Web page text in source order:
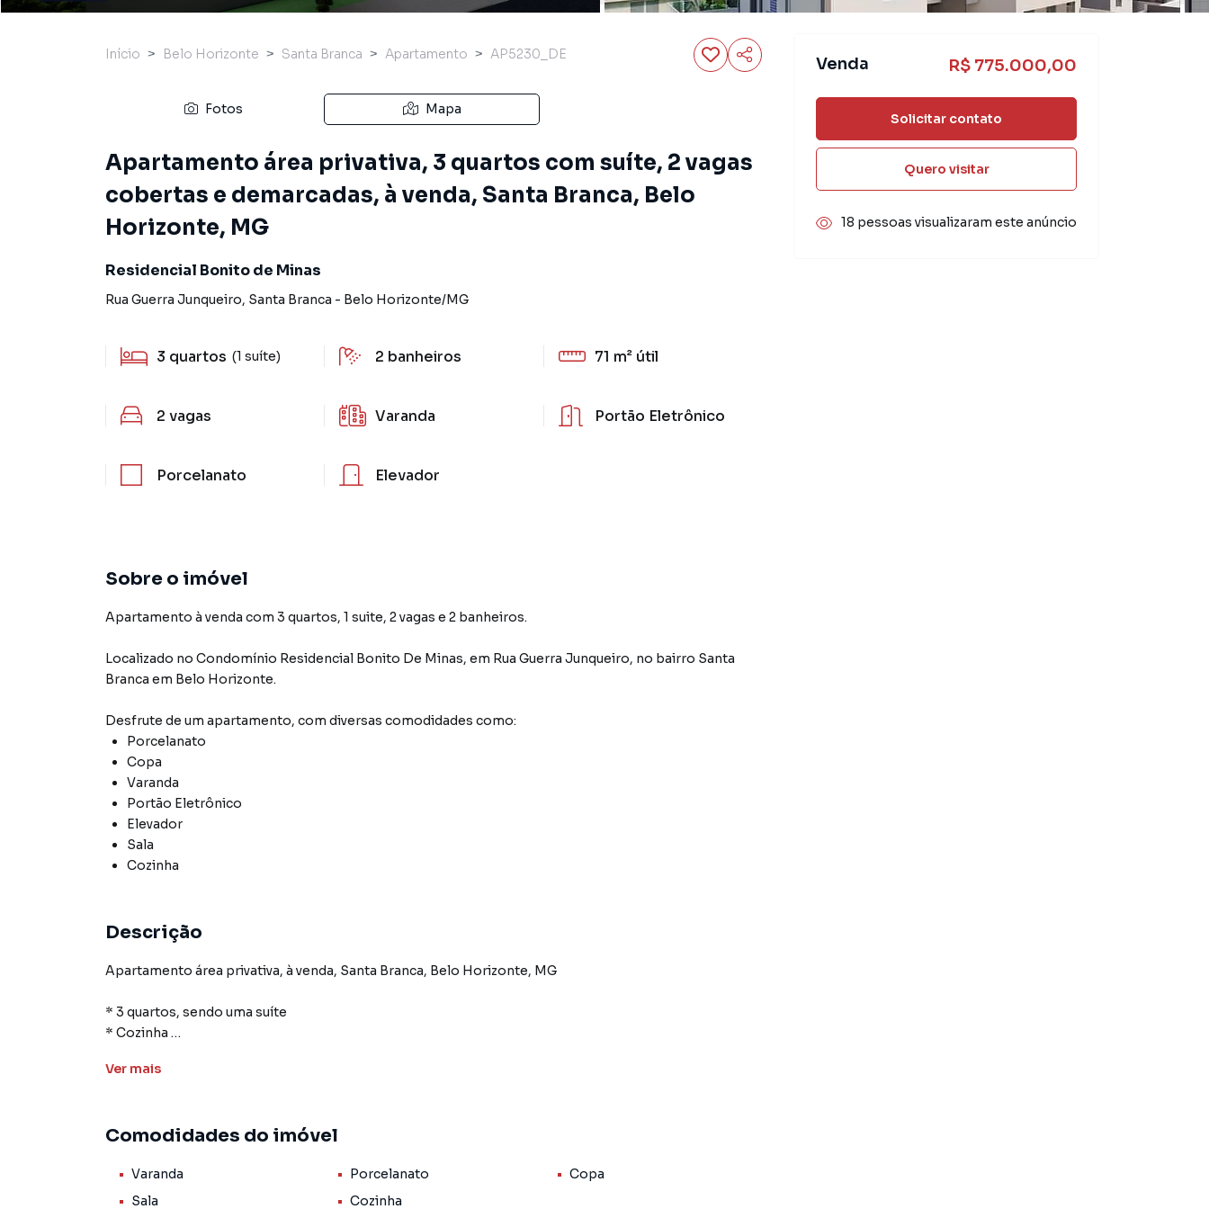
Início Belo Horizonte Santa Branca Apartamento AP5230_DE
Fotos Mapa
Apartamento área privativa, 3 quartos com suíte, 2 vagas
cobertas e demarcadas, à venda, Santa Branca, Belo
Horizonte, MG
Residencial Bonito de Minas
Rua Guerra Junqueiro, Santa Branca - Belo Horizonte/MG
3 quartos (1 suíte) 2 banheiros 71 m² útil
2 vagas Varanda Portão Eletrônico
Porcelanato Elevador
Sobre o imóvel
Apartamento à venda com 3 quartos, 1 suite, 2 vagas e 2 banheiros.
Localizado no Condomínio Residencial Bonito De Minas, em Rua Guerra Junqueiro, no bairro Santa
Branca em Belo Horizonte.
Desfrute de um apartamento, com diversas comodidades como:
Porcelanato
Copa
Varanda
Portão Eletrônico
Elevador
Sala
Cozinha
Descrição
Apartamento área privativa, à venda, Santa Branca, Belo Horizonte, MG
* 3 quartos, sendo uma suíte
* Cozinha
* Sala ampla
Prédio:
* Gás canalizado;
* Medidores de água e luz individualizados;
Ver mais
Comodidades do imóvel
Varanda Porcelanato
Copa
Sala
Cozinha
Venda R$ 775.000,00
Solicitar contato
Quero visitar
18 pessoas visualizaram este anúncio